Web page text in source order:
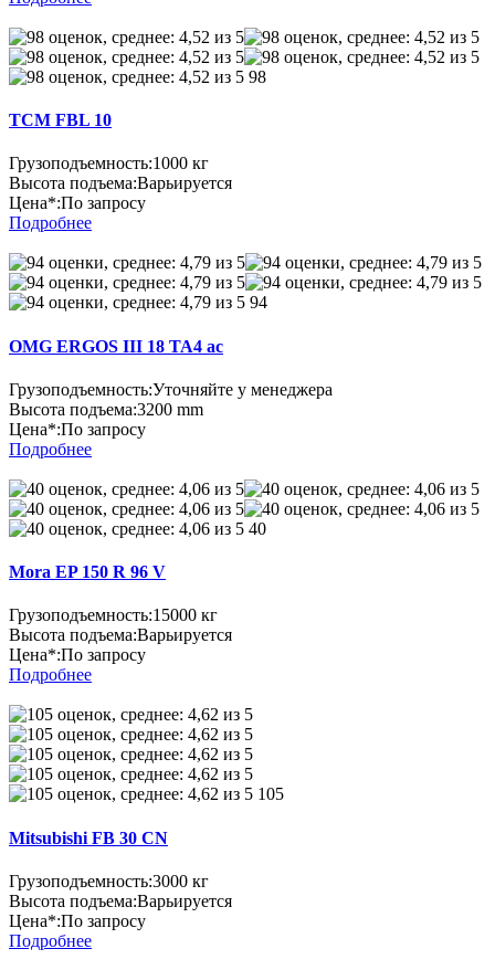
98
TCM FBL 10
Грузоподъемность:1000 кг
Высота подъема:Варьируется
Цена*:По запросу
Подробнее
94
OMG ERGOS III 18 TA4 ac
Грузоподъемность:Уточняйте у менеджера
Высота подъема:3200 mm
Цена*:По запросу
Подробнее
40
Mora EP 150 R 96 V
Грузоподъемность:15000 кг
Высота подъема:Варьируется
Цена*:По запросу
Подробнее
105
Mitsubishi FB 30 CN
Грузоподъемность:3000 кг
Высота подъема:Варьируется
Цена*:По запросу
Подробнее